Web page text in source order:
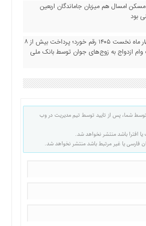
امسال هم میزبان جاماندگان اربعین
بود
در چهار ماه نخست ۱۴۰۵ رقم خورد؛ پرداخت بیش از ۸
ازدواج به زوج‌های جوان توسط بانک ملی
شما، پس از تایید توسط تیم مدیریت در وب
افترا باشد منتشر نخواهد شد.
فارسی یا غیر مرتبط باشد منتشر نخواهد شد.